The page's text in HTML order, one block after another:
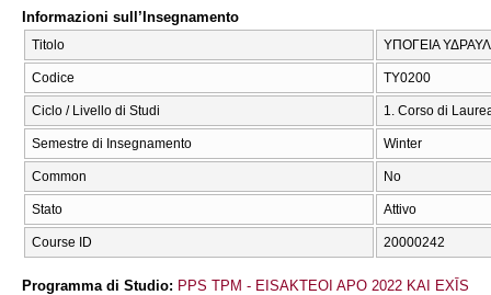
Informazioni sull’Insegnamento
Titolo ΥΠΟΓΕΙΑ
Codice ΤΥ0200
Ciclo / Livello di Studi 1. Corso di
Semestre di Insegnamento Winter
Common No
Stato Attivo
Course ID 20000242
Programma di Studio: PPS TPM - EISAKTEOI APO 2022 KAI EXĪS